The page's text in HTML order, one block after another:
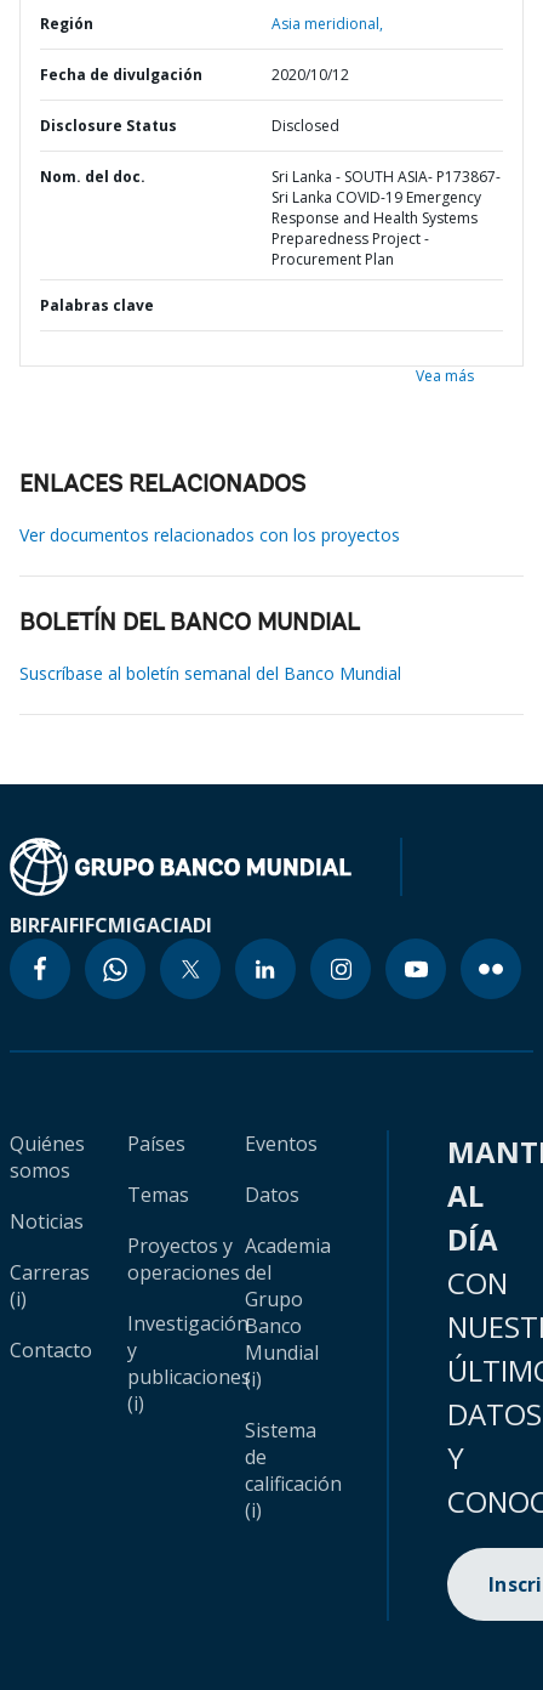
Región Asia meridional,
Fecha de divulgación 2020/10/12
Disclosure Status Disclosed
Nom. del doc.
Sri Lanka - SOUTH ASIA- P173867-
Sri Lanka COVID-19 Emergency
Response and Health Systems
Preparedness Project -
Procurement Plan
Palabras clave
Vea más
ENLACES RELACIONADOS
Ver documentos relacionados con los proyectos
BOLETÍN DEL BANCO MUNDIAL
Suscríbase al boletín semanal del Banco Mundial
BIRFAIFIFCMIGACIADI
Quiénes
somos
Noticias
Carreras
(i)
Contacto
Países
Temas
Proyectos y
operaciones
Investigación
y
publicaciones
(i)
Eventos
Datos
Academia
del
Grupo
Banco
Mundial
(i)
Sistema
de
calificación
(i)
AL
DÍA
CON
DATOS
Y